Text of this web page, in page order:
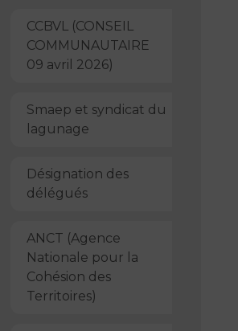
CCBVL (CONSEIL
COMMUNAUTAIRE
09 avril 2026)
Smaep et syndicat du
lagunage
Désignation des
délégués
ANCT (Agence
Nationale pour la
Cohésion des
Territoires)